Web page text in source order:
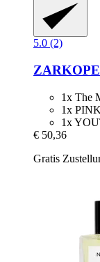
5.0 (2)
1x The
1x
1x
€ 50,36
Gratis